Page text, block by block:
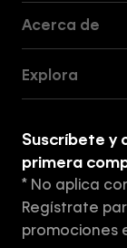
Acerca de
Tiendas
Aviso de
Términos y
Explora
Suscríbete y
primera
* No aplica
Regístrate
promociones